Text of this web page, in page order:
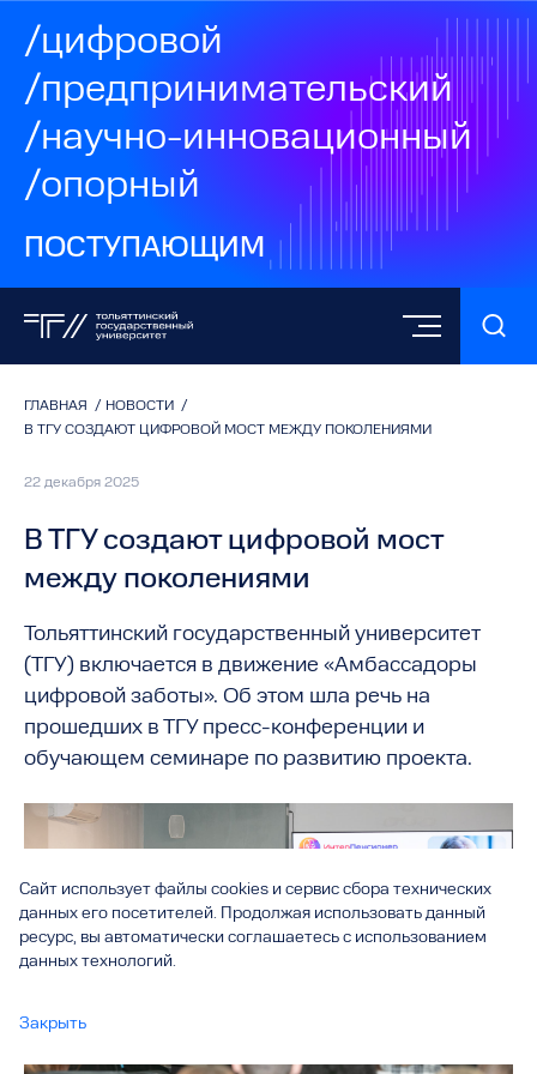
/цифровой
/предпринимательский
/научно-инновационный
/опорный
ПОСТУПАЮЩИМ
ГЛАВНАЯ / НОВОСТИ /
В ТГУ СОЗДАЮТ ЦИФРОВОЙ МОСТ МЕЖДУ ПОКОЛЕНИЯМИ
22 декабря 2025
В ТГУ создают цифровой мост
между поколениями
Тольяттинский государственный университет
(ТГУ) включается в движение «Амбассадоры
цифровой заботы». Об этом шла речь на
прошедших в ТГУ пресс-конференции и
обучающем семинаре по развитию проекта.
Сайт использует файлы cookies и сервис сбора технических
данных его посетителей. Продолжая использовать данный
ресурс, вы автоматически соглашаетесь с использованием
данных технологий.
Закрыть